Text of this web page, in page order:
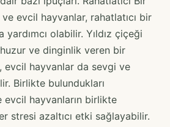
evcil hayvanlar, rahatlatıcı bir
olabilir. Yıldız çiçeği
ve dinginlik veren bir
evcil hayvanlar da sevgi ve
Birlikte bulundukları
hayvanların birlikte
stresi azaltıcı etki sağlayabilir.